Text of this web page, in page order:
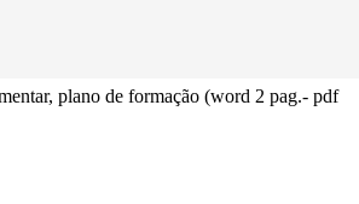
plano de formação (word 2 pag.- pdf